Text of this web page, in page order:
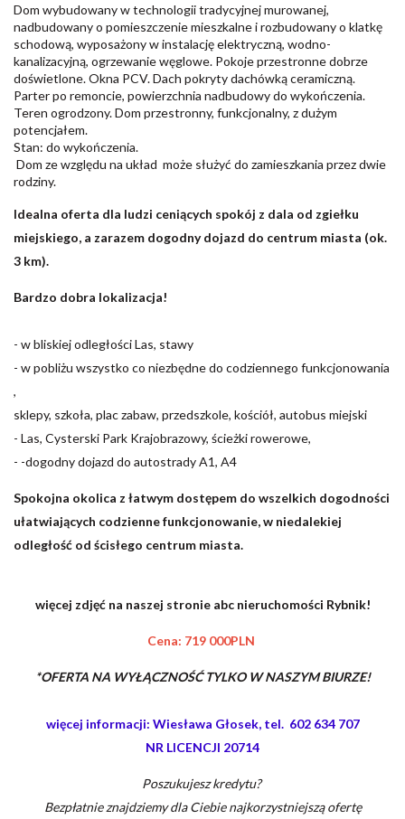
Dom wybudowany w technologii tradycyjnej murowanej,
nadbudowany o pomieszczenie mieszkalne i rozbudowany o klatkę
schodową, wyposażony w instalację elektryczną, wodno-
kanalizacyjną, ogrzewanie węglowe. Pokoje przestronne dobrze
doświetlone. Okna PCV. Dach pokryty dachówką ceramiczną.
Parter po remoncie, powierzchnia nadbudowy do wykończenia.
Teren ogrodzony. Dom przestronny, funkcjonalny, z dużym
potencjałem.
Stan: do wykończenia.
Dom ze względu na układ może służyć do zamieszkania przez dwie
rodziny.
Idealna oferta dla ludzi ceniących spokój z dala od zgiełku
miejskiego, a zarazem dogodny dojazd do centrum miasta (ok.
3 km).
Bardzo dobra lokalizacja!
- w bliskiej odległości Las, stawy
- w pobliżu wszystko co niezbędne do codziennego funkcjonowania
,
sklepy, szkoła, plac zabaw, przedszkole, kościół, autobus miejski
- Las, Cysterski Park Krajobrazowy, ścieżki rowerowe,
- -dogodny dojazd do autostrady A1, A4
Spokojna okolica z łatwym dostępem do wszelkich dogodności
ułatwiających codzienne funkcjonowanie, w niedalekiej
odległość od ścisłego centrum miasta.
więcej zdjęć na naszej stronie abc nieruchomości Rybnik!
Cena: 719 000PLN
*OFERTA NA WYŁĄCZNOŚĆ TYLKO W NASZYM BIURZE!
więcej informacji: Wiesława Głosek, tel. 602 634 707
NR LICENCJI 20714
Poszukujesz kredytu?
Bezpłatnie znajdziemy dla Ciebie najkorzystniejszą ofertę